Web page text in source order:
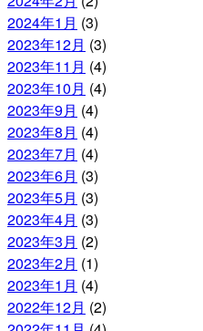
2024年1月 (3)
2023年12月 (3)
2023年11月 (4)
2023年10月 (4)
2023年9月 (4)
2023年8月 (4)
2023年7月 (4)
2023年6月 (3)
2023年5月 (3)
2023年4月 (3)
2023年3月 (2)
2023年2月 (1)
2023年1月 (4)
2022年12月 (2)